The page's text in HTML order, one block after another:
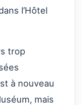
l’Hôtel
trop
à nouveau
mais